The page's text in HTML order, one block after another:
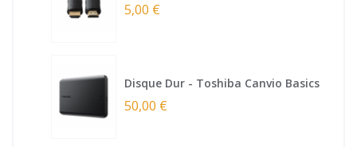
5,00 €
Disque Dur - Toshiba Canvio Basics
50,00 €